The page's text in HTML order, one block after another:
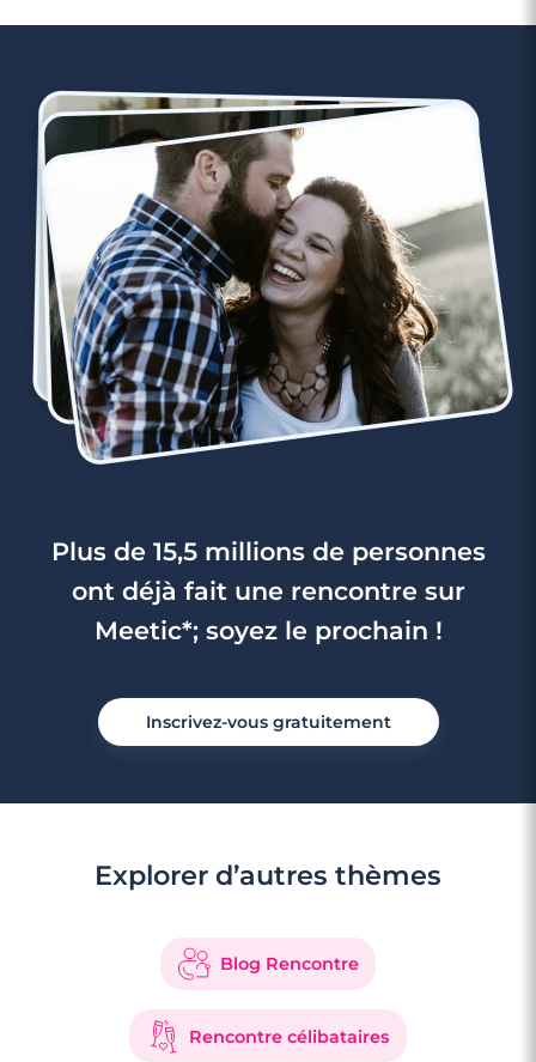
Plus de 15,5 millions de personnes
ont déjà fait une rencontre sur
Meetic*; soyez le prochain !
Inscrivez-vous gratuitement
Explorer d’autres thèmes
Blog Rencontre
Rencontre célibataires